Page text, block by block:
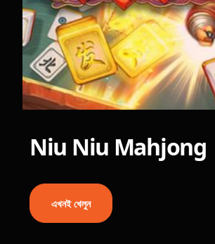
Niu Niu Mahjong
এখনই খেলুন